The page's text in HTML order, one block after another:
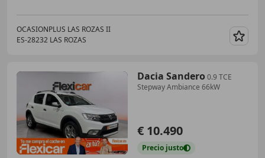
OCASIONPLUS LAS ROZAS II
ES-28232 LAS ROZAS
Dacia Sandero 0.9 TCE
Stepway Ambiance 66kW
€ 10.490
Precio justo